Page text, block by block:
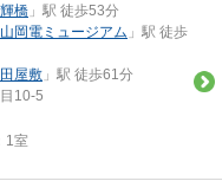
橋 」駅 徒歩53分
岡電ミュージアム 」駅 徒歩
屋敷 」駅 徒歩61分
10-5
1室